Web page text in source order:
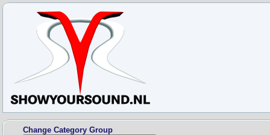
Change Category Group